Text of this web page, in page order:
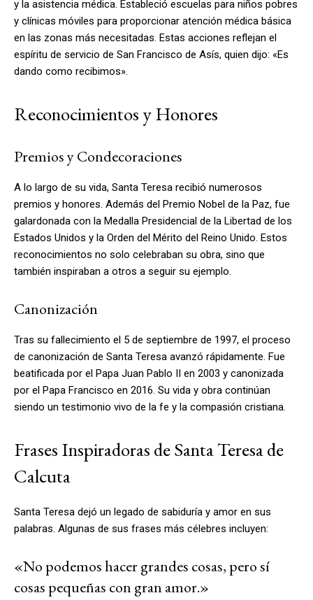
y la asistencia médica. Estableció escuelas para niños pobres
y clínicas móviles para proporcionar atención médica básica
en las zonas más necesitadas. Estas acciones reflejan el
espíritu de servicio de San Francisco de Asís, quien dijo: «Es
dando como recibimos».
Reconocimientos y Honores
Premios y Condecoraciones
A lo largo de su vida, Santa Teresa recibió numerosos
premios y honores. Además del Premio Nobel de la Paz, fue
galardonada con la Medalla Presidencial de la Libertad de los
Estados Unidos y la Orden del Mérito del Reino Unido. Estos
reconocimientos no solo celebraban su obra, sino que
también inspiraban a otros a seguir su ejemplo.
Canonización
Tras su fallecimiento el 5 de septiembre de 1997, el proceso
de canonización de Santa Teresa avanzó rápidamente. Fue
beatificada por el Papa Juan Pablo II en 2003 y canonizada
por el Papa Francisco en 2016. Su vida y obra continúan
siendo un testimonio vivo de la fe y la compasión cristiana.
Frases Inspiradoras de Santa Teresa de
Calcuta
Santa Teresa dejó un legado de sabiduría y amor en sus
palabras. Algunas de sus frases más célebres incluyen:
«No podemos hacer grandes cosas, pero sí
cosas pequeñas con gran amor.»